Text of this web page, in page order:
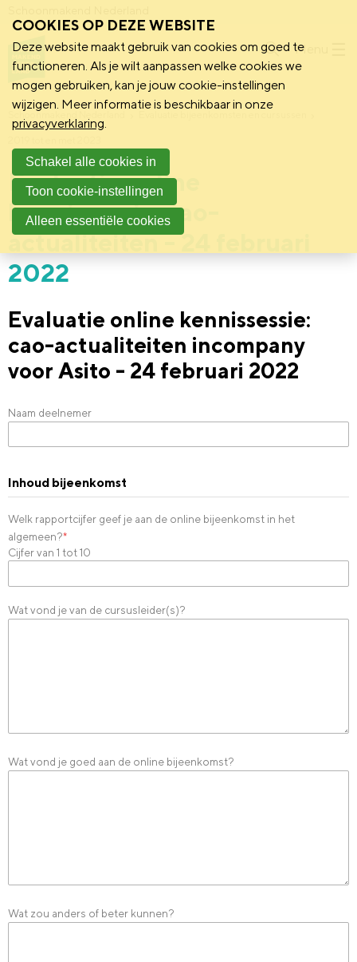
Menu
Schoonmakend Nederland
Evaluatie online
kennissessie: cao-
actualiteiten - 24 februari
2022
Evaluatie online kennissessie:
cao-actualiteiten incompany
voor Asito - 24 februari 2022
Naam deelnemer
Inhoud bijeenkomst
Welk rapportcijfer geef je aan de online bijeenkomst in het
algemeen?*
Cijfer van 1 tot 10
Wat vond je van de cursusleider(s)?
Wat vond je goed aan de online bijeenkomst?
Wat zou anders of beter kunnen?
COOKIES OP DEZE WEBSITE
Deze website maakt gebruik van cookies om goed te
functioneren. Als je wilt aanpassen welke cookies we
mogen gebruiken, kan je jouw cookie-instellingen
wijzigen. Meer informatie is beschikbaar in onze
privacyverklaring.
Schakel alle cookies in
Toon cookie-instellingen
Alleen essentiële cookies